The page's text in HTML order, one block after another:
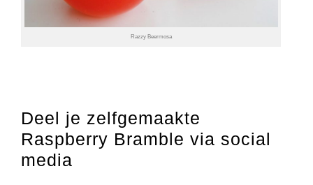
Razzy Beermosa
Deel je zelfgemaakte
Raspberry Bramble via social
media